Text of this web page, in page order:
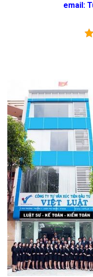
email: